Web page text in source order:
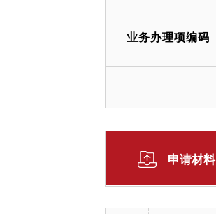
业务办理项编码
申请材料